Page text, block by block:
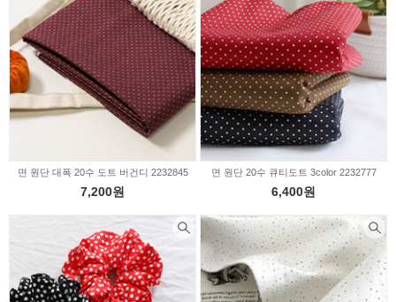
면 원단 대폭 20수 도트 버건디 2232845
7,200원
면 원단 20수 큐티도트 3color 2232777
6,400원